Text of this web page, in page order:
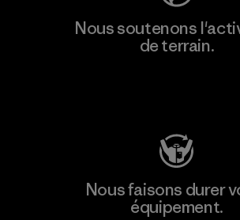
Nous soutenons
de terrain.
Nous faisons durer
équipement.